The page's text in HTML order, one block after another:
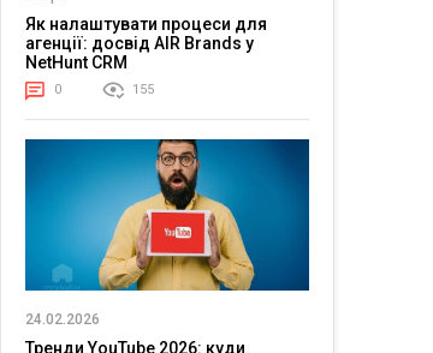
Як налаштувати процеси для
агенції: досвід AIR Brands у
NetHunt CRM
0 155
24.02.2026
Тренди YouTube 2026: куди